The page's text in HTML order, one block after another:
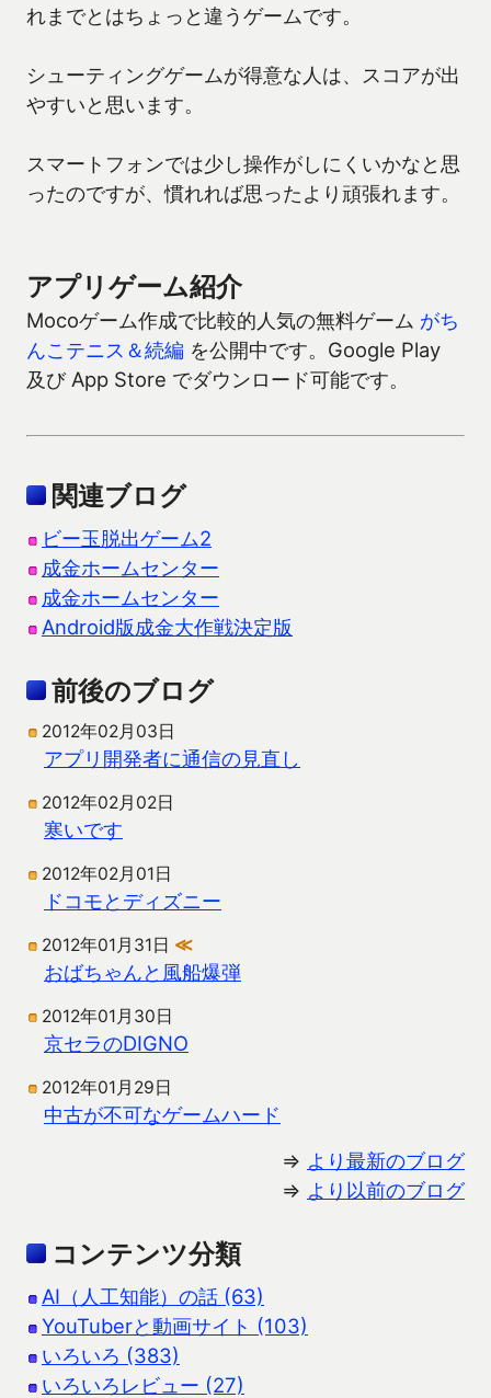
れまでとはちょっと違うゲームです。
シューティングゲームが得意な人は、スコアが出
やすいと思います。
スマートフォンでは少し操作がしにくいかなと思
ったのですが、慣れれば思ったより頑張れます。
アプリゲーム紹介
Mocoゲーム作成で比較的人気の無料ゲーム がち
んこテニス＆続編 を公開中です。Google Play
及び App Store でダウンロード可能です。
関連ブログ
ビー玉脱出ゲーム2
成金ホームセンター
成金ホームセンター
Android版成金大作戦決定版
前後のブログ
2012年02月03日
アプリ開発者に通信の見直し
2012年02月02日
寒いです
2012年02月01日
ドコモとディズニー
2012年01月31日 ≪
おばちゃんと風船爆弾
2012年01月30日
京セラのDIGNO
2012年01月29日
中古が不可なゲームハード
⇒ より最新のブログ
⇒ より以前のブログ
コンテンツ分類
AI（人工知能）の話 (63)
YouTuberと動画サイト (103)
いろいろ (383)
いろいろレビュー (27)